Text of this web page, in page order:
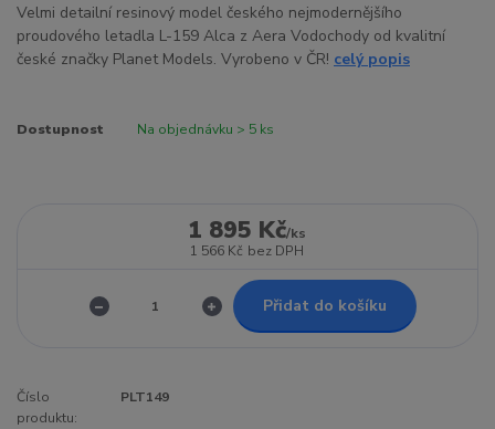
Velmi detailní resinový model českého nejmodernějšího
proudového letadla L-159 Alca z Aera Vodochody od kvalitní
české značky Planet Models. Vyrobeno v ČR! celý popis
Dostupnost Na objednávku > 5 ks
1 895 Kč/ks
1 566 Kč bez DPH
Přidat do košíku
Číslo
produktu:
PLT149